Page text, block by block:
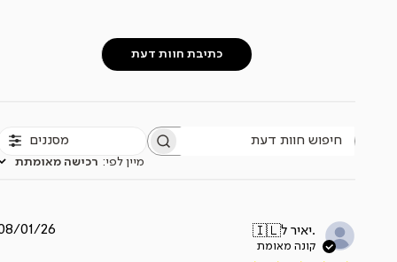
כתיבת חוות דעת
חיפוש
מסננים
מיין לפי: רכישה מאומתת
🇮🇱 יאיר ל.
תאריך01/26